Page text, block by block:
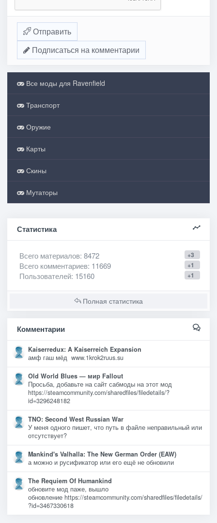
Отправить
Подписаться на комментарии
Все моды для Ravenfield
Транспорт
Оружие
Карты
Скины
Мутаторы
Статистика
+3
Всего материалов: 8472
+1
Всего комментариев: 11669
+1
Пользователей: 15160
Полная статистика
Комментарии
Kaiserredux: A Kaiserreich Expansion
амф гаш мёд www.1krok2ruus.su
Old World Blues — мир Fallout
Просьба, добавьте на сайт сабмоды на этот мод
https://steamcommunity.com/sharedfiles/filedetails/?
id=3296248182
TNO: Second West Russian War
У меня одного пишет, что путь в файле неправильный или
отсутствует?
Mankind's Valhalla: The New German Order (EAW)
а можно и русификатор или его ещё не обновили
The Requiem Of Humankind
обновите мод паже, вышло
обновление https://steamcommunity.com/sharedfiles/filedetails/
?id=3467330618